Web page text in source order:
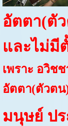
อัตตา(ตั
และไม่มี
เพราะ อวิช
อัตตา(ตัวต
มนุษย์ ปร